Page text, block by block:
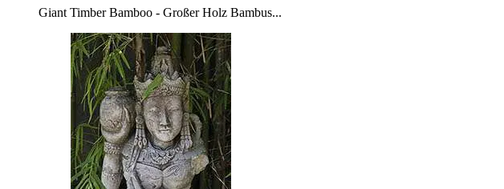
Giant Timber Bamboo - Großer Holz Bambus...